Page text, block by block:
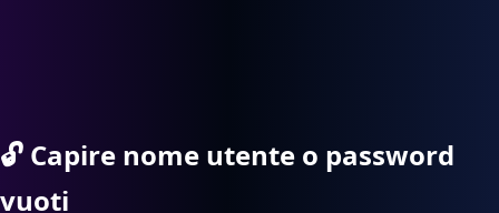
🔓 Capire nome utente o password
vuoti